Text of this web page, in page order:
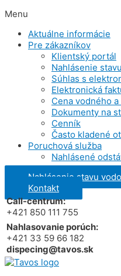
Menu
Aktuálne informácie
Pre zákazníkov
Klientský portál
Nahlásenie
Súhlas s
Elektronická
Cena vodného
Dokumenty na
Cenník
Často kladené
Poruchová služba
Nahlásené
Nahlásenie stavu
Kontakt
Call-centrum:
+421 850 111 755
Nahlasovanie porúch:
+421 33 59 66 182
dispecing@tavos.sk